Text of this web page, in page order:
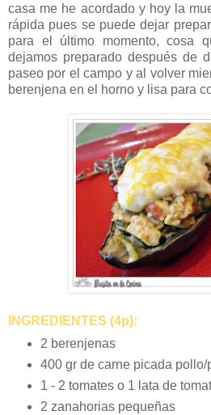
casa me he acordado y hoy la
rápida pues se puede dejar
para el último momento, cosa
dejamos preparado después de
paseo por el campo y al volver
berenjena en el horno y lisa para
INGREDIENTES (4p):
2 berenjenas
400 gr de carne picada pollo/
1 - 2 tomates o 1 lata de
2 zanahorias pequeñas